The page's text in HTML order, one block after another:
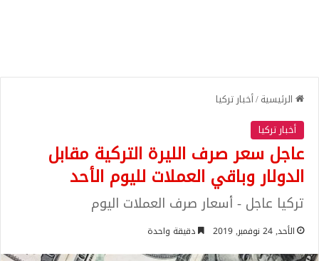
الرئيسية/أخبار تركيا
أخبار تركيا
عاجل سعر صرف الليرة التركية مقابل
الدولار وباقي العملات لليوم الأحد
تركيا عاجل - أسعار صرف العملات اليوم
الأحد, 24 نوفمبر, 2019 دقيقة واحدة